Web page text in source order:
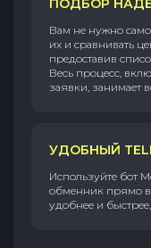
ПОДБОР
Вам не нужно
их и сравнивать
предоставив
Весь процесс,
заявки, занимает
УДОБНЫЙ
Используйте бот
обменник прямо в
удобнее и